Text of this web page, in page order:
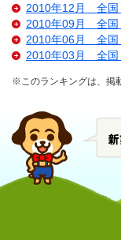
2010年12月 全国
2010年09月 全国
2010年06月 全国
2010年03月 全国
※このランキングは、掲